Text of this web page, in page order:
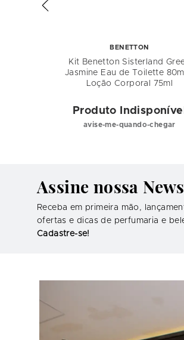
BENETTON
Kit Benetton Sisterland
Jasmine Eau de Toilette
Loção Corporal 75ml
Produto Indisponível
avise-me-quando-chegar
Assine nossa
Receba em primeira mão,
ofertas e dicas de perfumaria e
Cadastre-se!